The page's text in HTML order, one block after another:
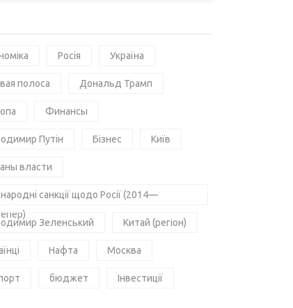
Росія Україна
полоса Дональд Трамп
Финансы
Путін Бізнес Київ
власти
санкції щодо Росії (2014—
Зеленський Китай (регіон)
Нафта Москва
бюджет Інвестиції